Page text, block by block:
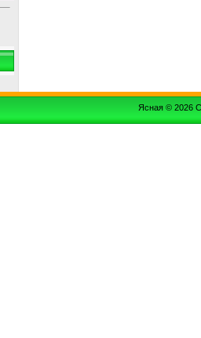
Ясная © 2026